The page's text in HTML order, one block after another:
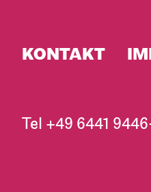
KONTAKT
Tel +49 6441